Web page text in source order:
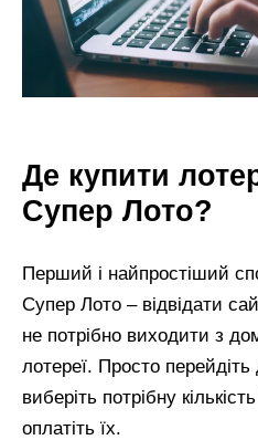
Де купити
Супер Лото?
Перший і найпростіший
Супер Лото – відвідати
не потрібно виходити з
лотереї. Просто
виберіть потрібну
оплатіть їх.